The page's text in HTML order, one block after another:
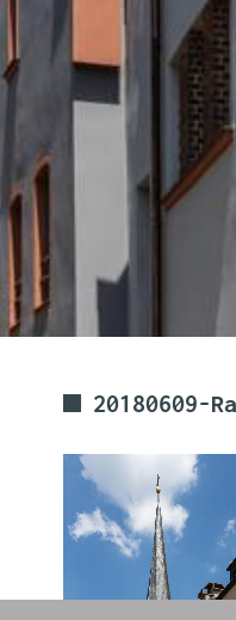
20180609-